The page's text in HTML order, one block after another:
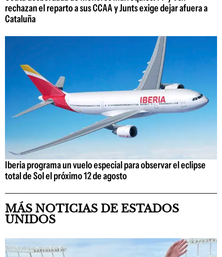
rechazan el reparto a sus CCAA y Junts exige dejar afuera a
Cataluña
Iberia programa un vuelo especial para observar el eclipse
total de Sol el próximo 12 de agosto
MÁS NOTICIAS DE ESTADOS
UNIDOS